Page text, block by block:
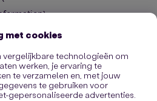
.
met cookies
vergelijkbare technologieën om
werken, je ervaring te
te verzamelen en, met jouw
te gebruiken voor
gepersonaliseerde advertenties.